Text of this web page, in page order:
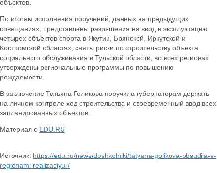
объектов.
По итогам исполнения поручений, данных на предыдущих
совещаниях, представлены разрешения на ввод в эксплуатацию
четырех объектов спорта в Якутии, Брянской, Иркутской и
Костромской областях, сняты риски по строительству объекта
социального обслуживания в Тульской области, во всех регионах
утверждены региональные программы по повышению
рождаемости.
В заключение Татьяна Голикова поручила губернаторам держать
на личном контроле ход строительства и своевременный ввод всех
запланированных объектов.
Материал с EDU.RU
Источник: https://edu.ru/news/doshkolniki/tatyana-golikova-obsudila-s-
regionami-realizaciyu-/